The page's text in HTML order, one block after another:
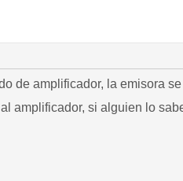
de amplificador, la emisora
amplificador, si alguien lo